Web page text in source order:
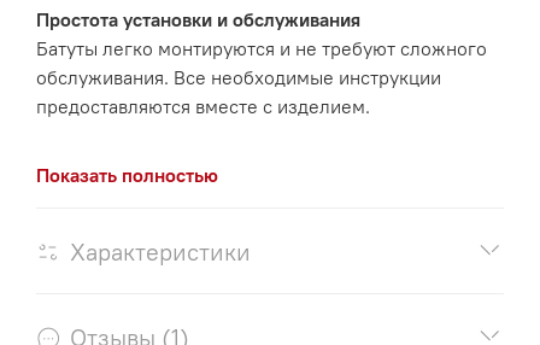
домах отдыха, детских образовательных и спортивных
учреждениях, центрах семейного и активного отдыха.
Встраиваемый батут для установки на улице в
землю или грунт - квадрат
Развлекательный снаряд устанавливаемый на уровне
пользователей.
Простота установки и обслуживания
Батуты легко монтируются и не требуют сложного
обслуживания. Все необходимые инструкции
предоставляются вместе с изделием.
Показать полностью
Характеристики
Отзывы (1)